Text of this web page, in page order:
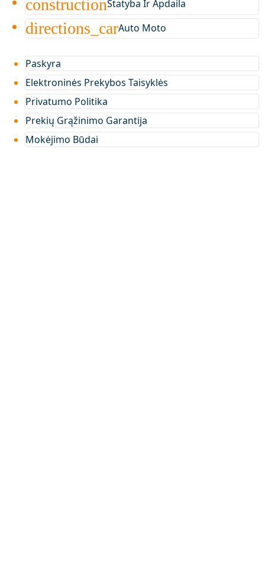
constructionStatyba Ir Apdaila
directions_carAuto Moto
Paskyra
Elektroninės Prekybos Taisyklės
Privatumo Politika
Prekių Grąžinimo Garantija
Mokėjimo Būdai